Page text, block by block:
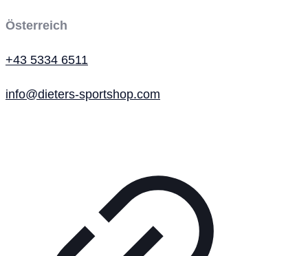
Österreich
+43 5334 6511
info@dieters-sportshop.com